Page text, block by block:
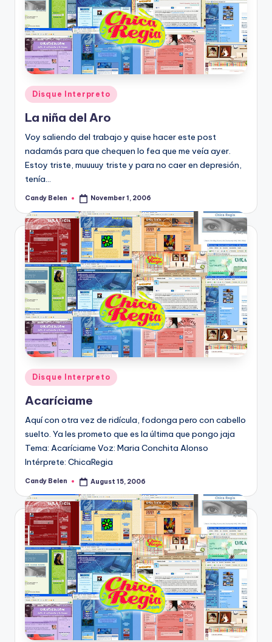
Posted
in
Disque Interpreto
La niña del Aro
Voy saliendo del trabajo y quise hacer este post
nadamás para que chequen lo fea que me veí­a ayer.
Estoy triste, muuuuy triste y para no caer en depresión,
tení­a…
Posted
Candy Belen November 1, 2006
Posted
in
Disque Interpreto
Acarí­ciame
Aquí­ con otra vez de ridí­cula, fodonga pero con cabello
suelto. Ya les prometo que es la última que pongo jaja
Tema: Acarí­ciame Voz: Maria Conchita Alonso
Intérprete: ChicaRegia
Posted
Candy Belen August 15, 2006